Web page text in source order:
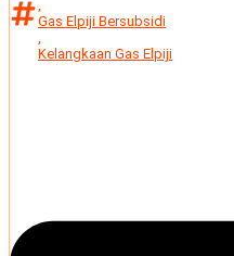
,
Gas Elpiji Bersubsidi
,
Kelangkaan Gas Elpiji